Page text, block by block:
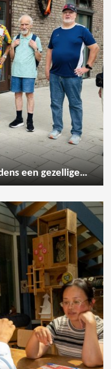
Geniet van de zomer tijdens een gezellige wandeling